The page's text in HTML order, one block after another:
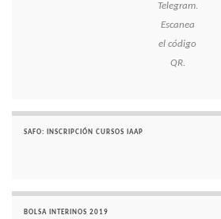
Telegram.
Escanea
el código
QR.
SAFO: INSCRIPCIÓN CURSOS IAAP
BOLSA INTERINOS 2019